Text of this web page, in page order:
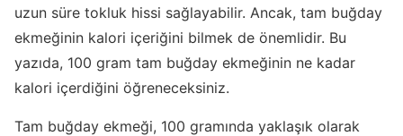
uzun süre tokluk hissi sağlayabilir. Ancak, tam buğday
ekmeğinin kalori içeriğini bilmek de önemlidir. Bu
yazıda, 100 gram tam buğday ekmeğinin ne kadar
kalori içerdiğini öğreneceksiniz.
Tam buğday ekmeği, 100 gramında yaklaşık olarak